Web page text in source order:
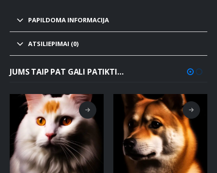
PAPILDOMA INFORMACIJA
ATSILIEPIMAI (0)
JUMS TAIP PAT GALI PATIKTI…